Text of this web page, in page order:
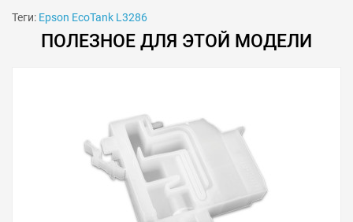
Теги: Epson EcoTank L3286
ПОЛЕЗНОЕ ДЛЯ ЭТОЙ МОДЕЛИ